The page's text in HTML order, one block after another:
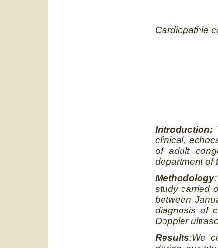
Cardiopathie
Introduction:
clinical,
of adult
department of
Methodology
study carried
between
diagnosis of
Doppler
Results:We